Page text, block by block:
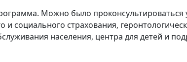
Можно было проконсультироваться
социального страхования,
населения, центра для детей и